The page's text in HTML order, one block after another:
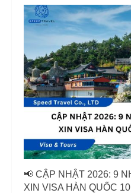
📢 CẬP NHẬT 2026: 9
XIN VISA HÀN QUỐC